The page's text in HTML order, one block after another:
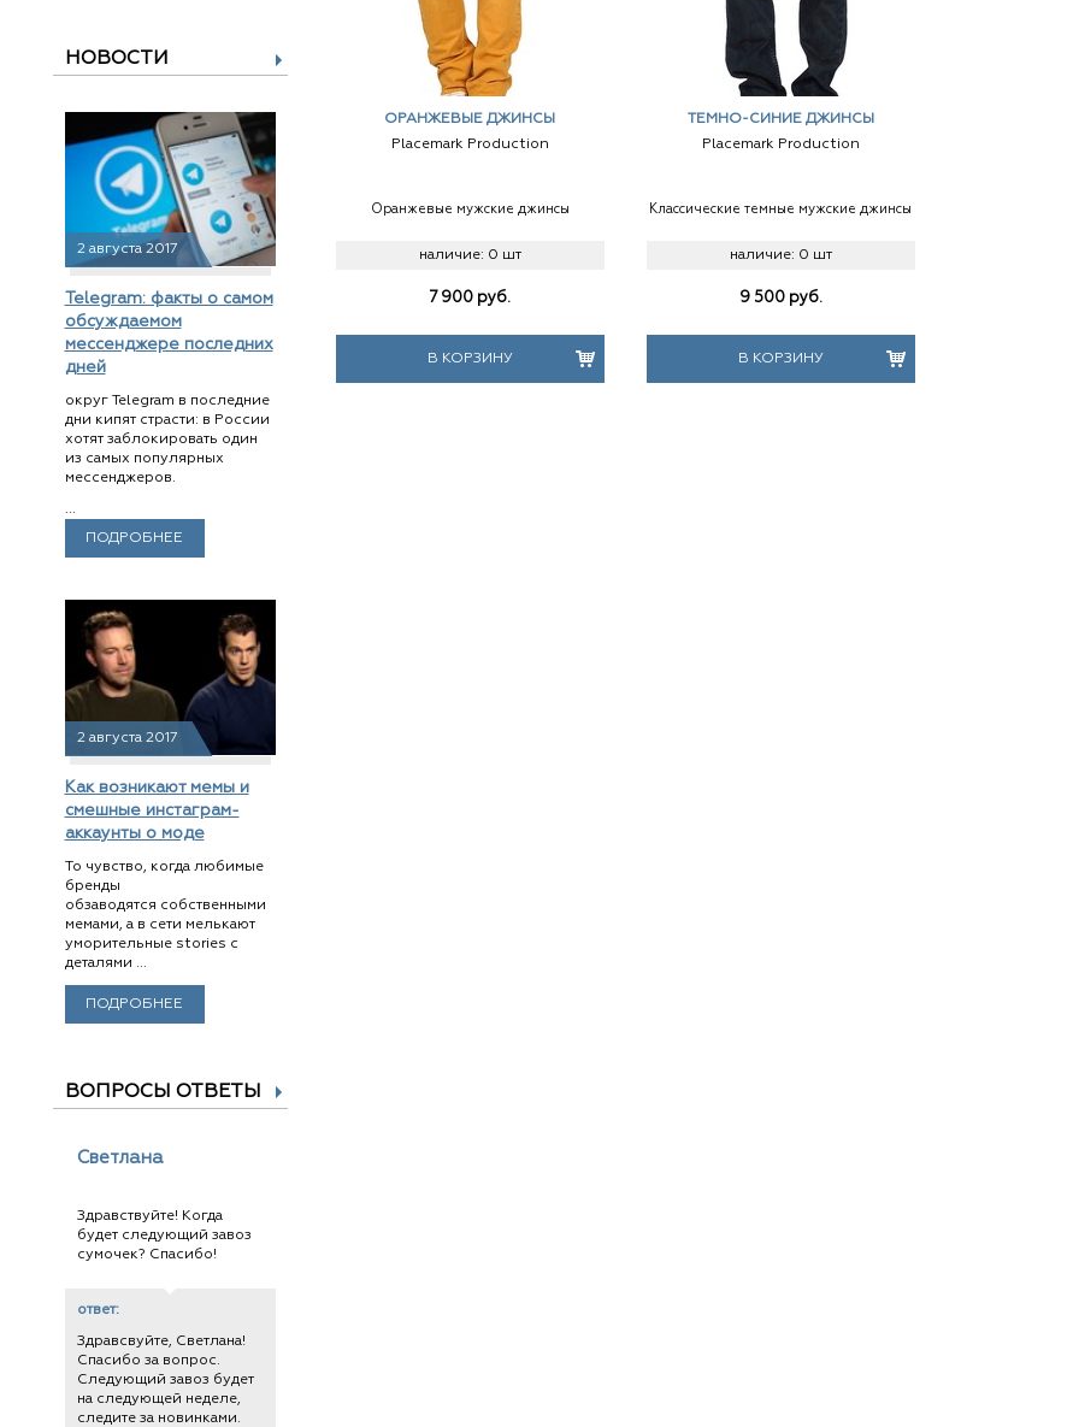
НОВОСТИ
2 августа 2017
Telegram: факты о самом
обсуждаемом
мессенджере последних
дней
округ Telegram в последние
дни кипят страсти: в России
хотят заблокировать один
из самых популярных
мессенджеров.
...
ПОДРОБНЕЕ
2 августа 2017
Как возникают мемы и
смешные инстаграм-
аккаунты о моде
То чувство, когда любимые
бренды
обзаводятся собственными
мемами, а в сети мелькают
уморительные stories с
деталями ...
ПОДРОБНЕЕ
ВОПРОСЫ ОТВЕТЫ
Светлана
Здравствуйте! Когда
будет следующий завоз
сумочек? Спасибо!
ответ:
Здравсвуйте, Светлана!
Спасибо за вопрос.
Следующий завоз будет
на следующей неделе,
следите за новинками.
ОРАНЖЕВЫЕ ДЖИНСЫ
Placemark Production
Оранжевые мужские джинсы
наличие: 0 шт
7 900 руб.
В КОРЗИНУ
ТЕМНО-СИНИЕ ДЖИНСЫ
Placemark Production
Классические темные мужские джинсы
наличие: 0 шт
9 500 руб.
В КОРЗИНУ